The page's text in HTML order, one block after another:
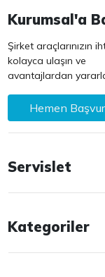
Kurumsal'a
Şirket araçlarınızın
kolayca ulaşın ve
avantajlardan
Hemen Başvur
Servislet
Kategoriler